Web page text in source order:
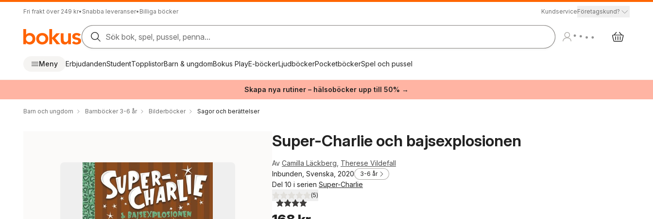
Fri frakt över 249 kr• Snabba leveranser• Billiga böcker KundserviceFöretagskund?
Sök bok, spel, pussel, penna...
Meny ErbjudandenStudentTopplistorBarn & ungdomBokus PlayE-böckerLjudböckerPocketböckerSpel och pussel
Skapa nya rutiner – hälsoböcker upp till 50% →
Barn och ungdom Barnböcker 3-6 år Bilderböcker Sagor och berättelser
Super-Charlie och bajsexplosionen
Av Camilla Läckberg Therese Vildefall
Inbunden, Svenska, 2020
3-6 år
Del 10 i serien Super-Charlie
4,0utav 5 stjärnor. Totalt antal röster:
(5)